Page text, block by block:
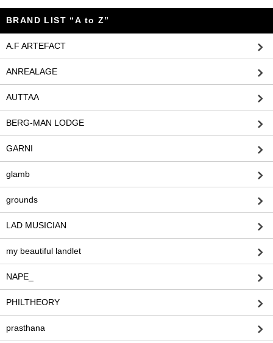
BRAND LIST “A to Z”
A.F ARTEFACT
ANREALAGE
AUTTAA
BERG-MAN LODGE
GARNI
glamb
grounds
LAD MUSICIAN
my beautiful landlet
NAPE_
PHILTHEORY
prasthana